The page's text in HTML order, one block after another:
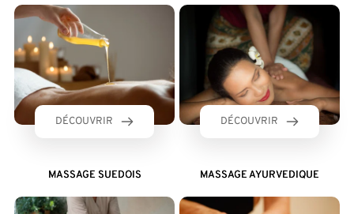
DÉCOUVRIR DÉCOUVRIR
MASSAGE SUEDOIS MASSAGE AYURVEDIQUE